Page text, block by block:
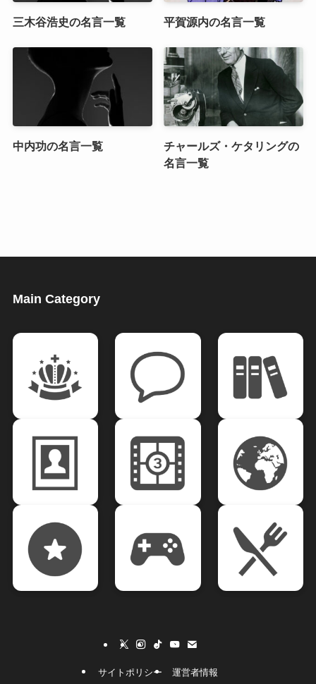
三木谷浩史の名言一覧 平賀源内の名言一覧
中内功の名言一覧
チャールズ・ケタリングの
名言一覧
Main Category
サイトポリシー 運営者情報